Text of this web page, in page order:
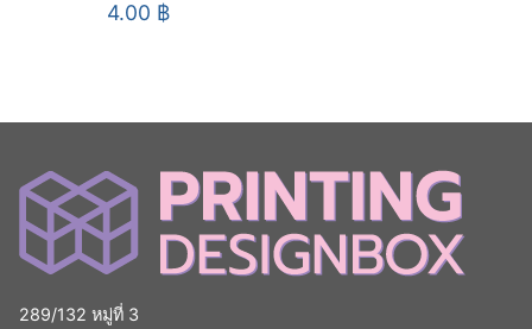
4.00 ฿
289/132 หมู่ที่ 3